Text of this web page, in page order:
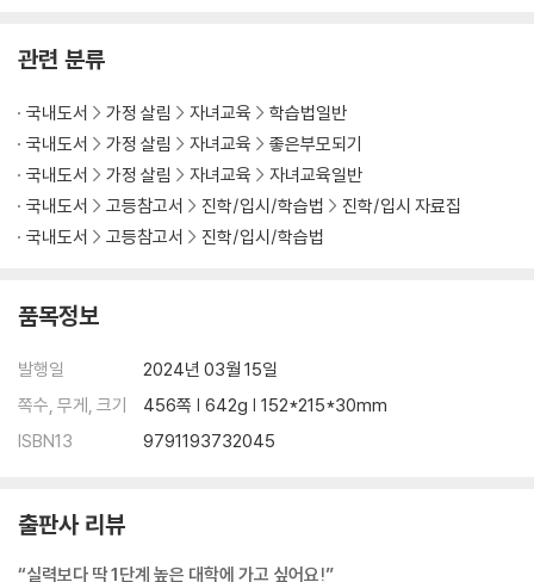
문과 ③ 선호도 최고! 상경대 합격 로드맵
문과 상위권도 수학을 잘해야 유리하다
문과 ④ 저출생 시대 교대와 사범대의 미래
가르치는 게 천직이라면 창의적 진로 설계가 필요하다
사관학교와 경찰대 합격 로드맵
음대와 미대는 탁월한 실기 실력이나 성적이 좌우한다
취업 기회가 많은 체대 로드맵
〈셋째마당〉 AI 시대, 중하위권 틈새 공략법
집안 형편은 넉넉한데 아이 공부가 안 된다면?
중위권 아이들은 더욱 촘촘한 입시 전략이 필수!
중위권 맞춤 사교육과 학원 활용법
대안학교는 과연 대안이 될 수 있을까?
관련 분류
국내도서 가정 살림 자녀교육
학습법일반
국내도서
가정 살림 자녀교육
좋은부모되기
국내도서
가정 살림 자녀교육
자녀교육일반
국내도서
고등참고서 진학/입시/학습법
진학/입시 자료집
국내도서
고등참고서 진학/입시/학습법
품목정보
발행일
2024년 03월 15일
쪽수, 무게, 크기
456쪽 | 642g | 152*215*30mm
ISBN13
9791193732045
출판사 리뷰
“실력보다 딱 1단계 높은 대학에 가고 싶어요!”